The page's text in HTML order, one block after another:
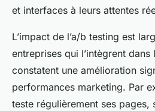
et interfaces à leurs attentes
L’impact de l’a/b testing est
entreprises qui l’intègrent dans
constatent une amélioration
performances marketing. Par
teste régulièrement ses